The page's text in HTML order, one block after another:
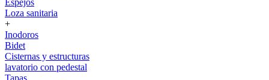
Espejos
Loza sanitaria
+
Inodoros
Bidet
Cisternas y estructuras
lavatorio con pedestal
Tapas